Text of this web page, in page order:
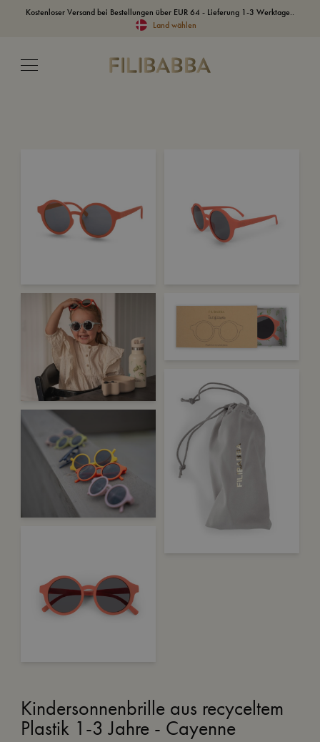
Kostenloser Versand bei Bestellungen über EUR 64 - Lieferung 1-3 Werktage..
Land wählen
Kindersonnenbrille aus recyceltem
Plastik 1-3 Jahre - Cayenne